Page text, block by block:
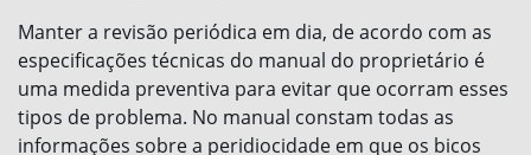
Manter a revisão periódica em dia, de acordo com as
especificações técnicas do manual do proprietário é
uma medida preventiva para evitar que ocorram esses
tipos de problema. No manual constam todas as
informações sobre a peridiocidade em que os bicos